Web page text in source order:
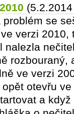
se
verzi
nalezla
rozbouraný,
ve verzi
otevřu
a